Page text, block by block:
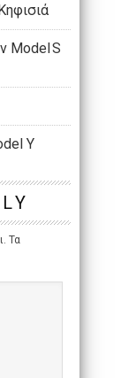
Model S
Y
Τα